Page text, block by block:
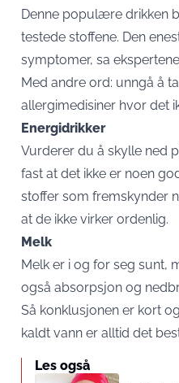
Denne populære drikken
testede stoffene. Den
symptomer, sa
Med andre ord: unngå å
allergimedisiner hvor det
Energidrikker
Vurderer du å skylle ned
fast at det ikke er noen
stoffer som fremskynder
at de ikke virker ordenlig.
Melk
Melk er i og for seg sunt,
også absorpsjon og
Så konklusjonen er kort
kaldt vann er alltid det
Les også